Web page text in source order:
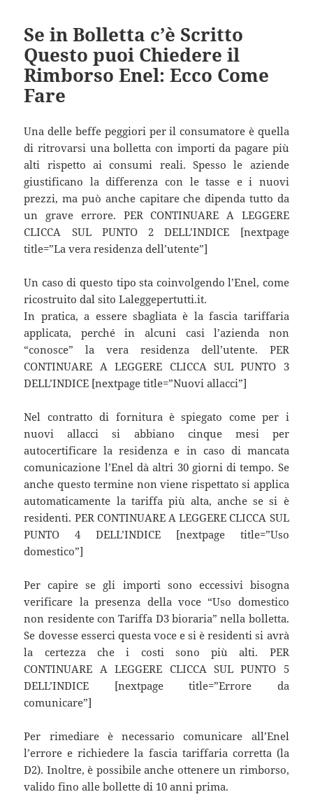
Se in Bolletta c’è Scritto
Questo puoi Chiedere il
Rimborso Enel: Ecco Come
Fare
Una delle beffe peggiori per il consumatore è quella
di ritrovarsi una bolletta con importi da pagare più
alti rispetto ai consumi reali. Spesso le aziende
giustificano la differenza con le tasse e i nuovi
prezzi, ma può anche capitare che dipenda tutto da
un grave errore. PER CONTINUARE A LEGGERE
CLICCA SUL PUNTO 2 DELL’INDICE [nextpage
title=”La vera residenza dell’utente”]
Un caso di questo tipo sta coinvolgendo l’Enel, come
ricostruito dal sito Laleggepertutti.it.
In pratica, a essere sbagliata è la fascia tariffaria
applicata, perché in alcuni casi l’azienda non
“conosce” la vera residenza dell’utente. PER
CONTINUARE A LEGGERE CLICCA SUL PUNTO 3
DELL’INDICE [nextpage title=”Nuovi allacci”]
Nel contratto di fornitura è spiegato come per i
nuovi allacci si abbiano cinque mesi per
autocertificare la residenza e in caso di mancata
comunicazione l’Enel dà altri 30 giorni di tempo. Se
anche questo termine non viene rispettato si applica
automaticamente la tariffa più alta, anche se si è
residenti. PER CONTINUARE A LEGGERE CLICCA SUL
PUNTO 4 DELL’INDICE [nextpage title=”Uso
domestico”]
Per capire se gli importi sono eccessivi bisogna
verificare la presenza della voce “Uso domestico
non residente con Tariffa D3 bioraria” nella bolletta.
Se dovesse esserci questa voce e si è residenti si avrà
la certezza che i costi sono più alti. PER
CONTINUARE A LEGGERE CLICCA SUL PUNTO 5
DELL’INDICE [nextpage title=”Errore da
comunicare”]
Per rimediare è necessario comunicare all’Enel
l’errore e richiedere la fascia tariffaria corretta (la
D2). Inoltre, è possibile anche ottenere un rimborso,
valido fino alle bollette di 10 anni prima.